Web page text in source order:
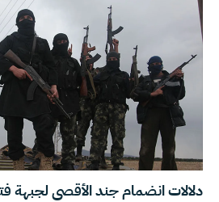
دلالات انضمام جند الأقصى لجبهة